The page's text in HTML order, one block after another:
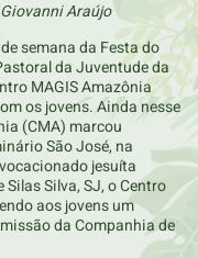
Araújo
semana da Festa do
da Juventude da
MAGIS Amazônia
os jovens. Ainda nesse
(CMA) marcou
São José, na
jesuíta
Silas Silva, SJ, o Centro
aos jovens um
da Companhia de